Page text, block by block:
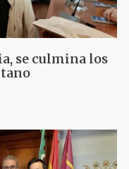
se culmina los